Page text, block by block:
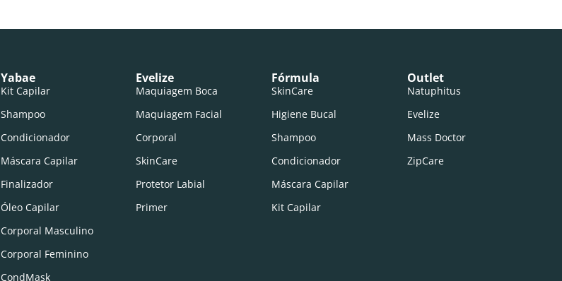
Yabae
Kit Capilar
Shampoo
Condicionador
Máscara Capilar
Finalizador
Óleo Capilar
Corporal Masculino
Corporal Feminino
CondMask
Evelize
Maquiagem Boca
Maquiagem Facial
Corporal
SkinCare
Protetor Labial
Primer
Fórmula
SkinCare
Higiene Bucal
Shampoo
Condicionador
Máscara Capilar
Kit Capilar
Outlet
Natuphitus
Evelize
Mass Doctor
ZipCare